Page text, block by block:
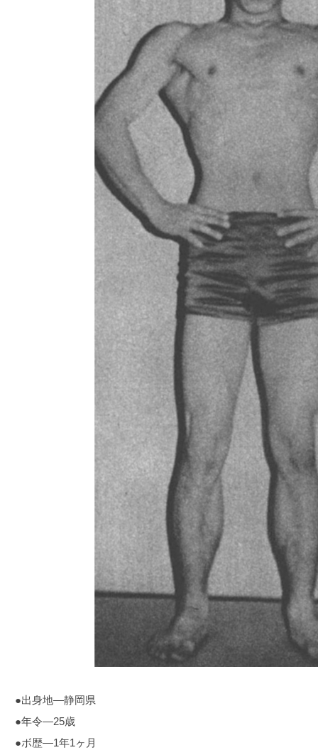
●出身地―静岡県
●年令―25歳
●ボ歴―1年1ヶ月